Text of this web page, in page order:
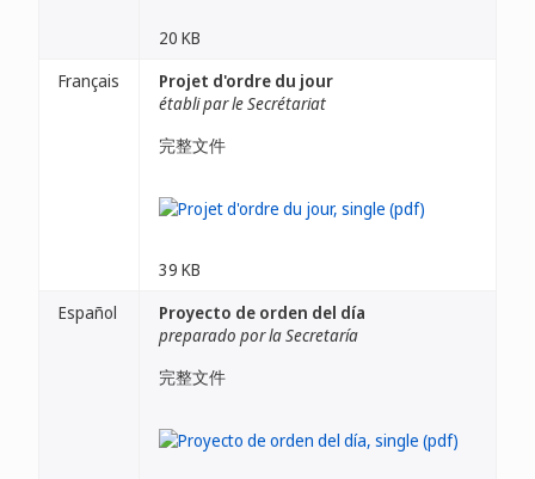
20 KB
Français
Projet d'ordre du jour
établi par le Secrétariat
完整文件
39 KB
Español
Proyecto de orden del día
preparado por la Secretaría
完整文件